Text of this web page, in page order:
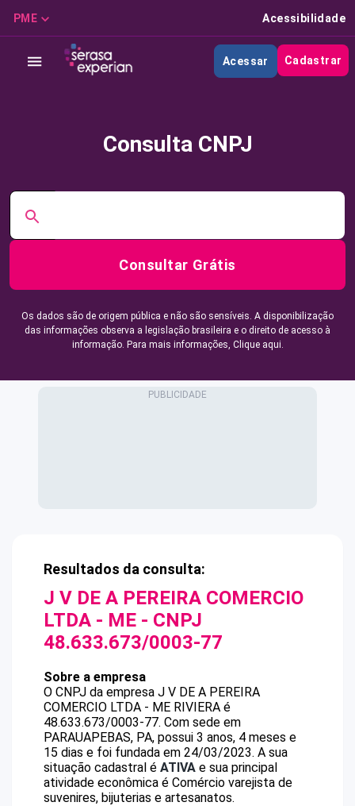
PME Acessibilidade
Acessar Cadastrar
Consulta CNPJ
Consultar Grátis
Os dados são de origem pública e não são sensíveis. A disponibilização
das informações observa a legislação brasileira e o direito de acesso à
informação. Para mais informações, Clique aqui.
Resultados da consulta:
J V DE A PEREIRA COMERCIO
LTDA - ME - CNPJ
48.633.673/0003-77
Sobre a empresa
O CNPJ da empresa J V DE A PEREIRA
COMERCIO LTDA - ME RIVIERA é
48.633.673/0003-77. Com sede em
PARAUAPEBAS, PA, possui 3 anos, 4 meses e
15 dias e foi fundada em 24/03/2023. A sua
situação cadastral é ATIVA e sua principal
atividade econômica é Comércio varejista de
suvenires, bijuterias e artesanatos.